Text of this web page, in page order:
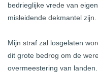
bedrieglijke vrede van
misleidende dekmantel zijn.
Mijn straf zal losgelaten
dit grote bedrog om de
overmeestering van landen.